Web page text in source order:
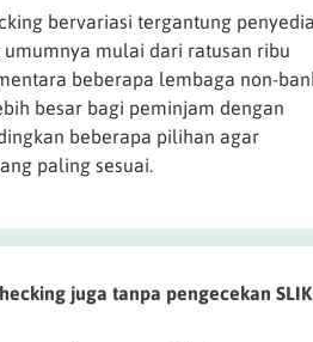
bervariasi tergantung
mulai dari ratusan ribu
beberapa lembaga non-
besar bagi peminjam dengan
beberapa pilihan agar
paling sesuai.
juga tanpa pengecekan SLIK